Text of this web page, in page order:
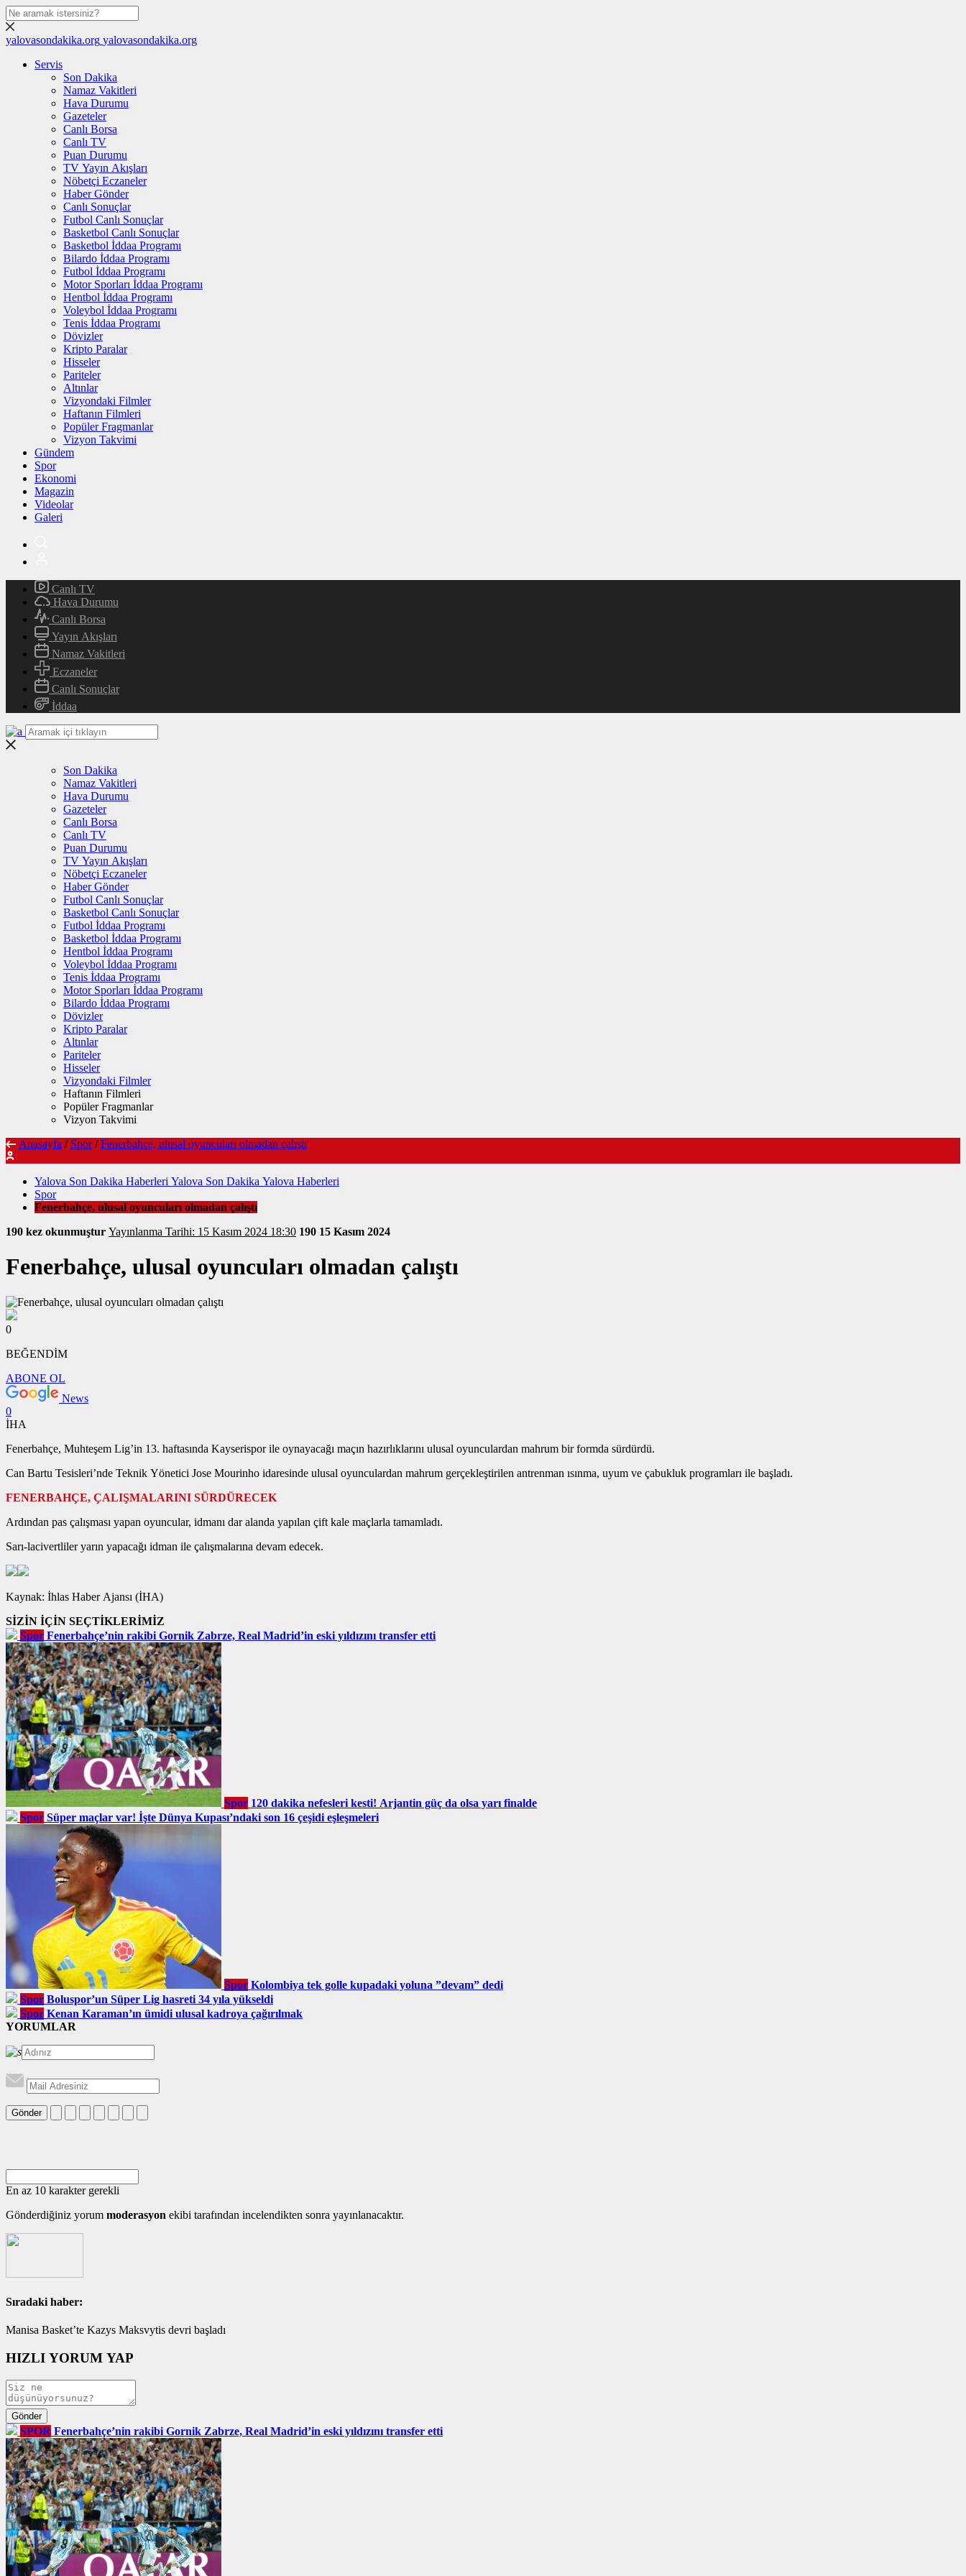
yalovasondakika.org yalovasondakika.org
Servis
Son Dakika
Namaz Vakitleri
Hava Durumu
Gazeteler
Canlı Borsa
Canlı TV
Puan Durumu
TV Yayın Akışları
Nöbetçi Eczaneler
Haber Gönder
Canlı Sonuçlar
Futbol Canlı Sonuçlar
Basketbol Canlı Sonuçlar
Basketbol İddaa Programı
Bilardo İddaa Programı
Futbol İddaa Programı
Motor Sporları İddaa Programı
Hentbol İddaa Programı
Voleybol İddaa Programı
Tenis İddaa Programı
Dövizler
Kripto Paralar
Hisseler
Pariteler
Altınlar
Vizyondaki Filmler
Haftanın Filmleri
Popüler Fragmanlar
Vizyon Takvimi
Gündem
Spor
Ekonomi
Magazin
Videolar
Galeri
Canlı TV
Hava Durumu
Canlı Borsa
Yayın Akışları
Namaz Vakitleri
Eczaneler
Canlı Sonuçlar
İddaa
Son Dakika
Namaz Vakitleri
Hava Durumu
Gazeteler
Canlı Borsa
Canlı TV
Puan Durumu
TV Yayın Akışları
Nöbetçi Eczaneler
Haber Gönder
Futbol Canlı Sonuçlar
Basketbol Canlı Sonuçlar
Futbol İddaa Programı
Basketbol İddaa Programı
Hentbol İddaa Programı
Voleybol İddaa Programı
Tenis İddaa Programı
Motor Sporları İddaa Programı
Bilardo İddaa Programı
Dövizler
Kripto Paralar
Altınlar
Pariteler
Hisseler
Vizyondaki Filmler
Haftanın Filmleri
Popüler Fragmanlar
Vizyon Takvimi
Anasayfa / Spor / Fenerbahçe, ulusal oyuncuları olmadan çalıştı
Yalova Son Dakika Haberleri Yalova Son Dakika Yalova Haberleri
Spor
Fenerbahçe, ulusal oyuncuları olmadan çalıştı
190 kez okunmuştur
Yayınlanma Tarihi: 15 Kasım 2024 18:30 190 15 Kasım 2024
Fenerbahçe, ulusal oyuncuları olmadan çalıştı
0
BEĞENDİM
ABONE OL
News
0
İHA
Fenerbahçe, Muhteşem Lig’in 13. haftasında Kayserispor ile oynayacağı maçın hazırlıklarını ulusal oyunculardan mahrum bir formda sürdürdü.
Can Bartu Tesisleri’nde Teknik Yönetici Jose Mourinho idaresinde ulusal oyunculardan mahrum gerçekleştirilen antrenman ısınma, uyum ve çabukluk programları ile başladı.
FENERBAHÇE, ÇALIŞMALARINI SÜRDÜRECEK
Ardından pas çalışması yapan oyuncular, idmanı dar alanda yapılan çift kale maçlarla tamamladı.
Sarı-lacivertliler yarın yapacağı idman ile çalışmalarına devam edecek.
Kaynak: İhlas Haber Ajansı (İHA)
SİZİN İÇİN SEÇTİKLERİMİZ
Spor Fenerbahçe’nin rakibi Gornik Zabrze, Real Madrid’in eski yıldızını transfer etti
Spor 120 dakika nefesleri kesti! Arjantin güç da olsa yarı finalde
Spor Süper maçlar var! İşte Dünya Kupası’ndaki son 16 çeşidi eşleşmeleri
Spor Kolombiya tek golle kupadaki yoluna ”devam” dedi
Spor Boluspor’un Süper Lig hasreti 34 yıla yükseldi
Spor Kenan Karaman’ın ümidi ulusal kadroya çağırılmak
YORUMLAR
Gönder
En az 10 karakter gerekli
Gönderdiğiniz yorum moderasyon ekibi tarafından incelendikten sonra yayınlanacaktır.
Sıradaki haber:
Manisa Basket’te Kazys Maksvytis devri başladı
HIZLI YORUM YAP
SPOR Fenerbahçe’nin rakibi Gornik Zabrze, Real Madrid’in eski yıldızını transfer etti